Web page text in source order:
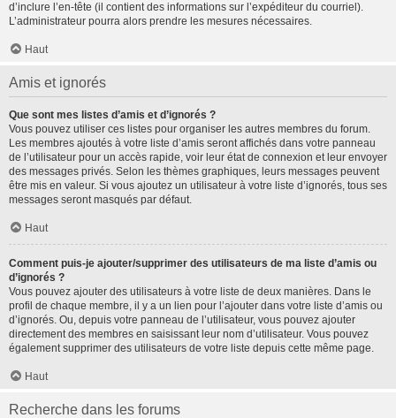
d’inclure l’en-tête (il contient des informations sur l’expéditeur du courriel).
L’administrateur pourra alors prendre les mesures nécessaires.
Haut
Amis et ignorés
Que sont mes listes d’amis et d’ignorés ?
Vous pouvez utiliser ces listes pour organiser les autres membres du forum.
Les membres ajoutés à votre liste d’amis seront affichés dans votre panneau
de l’utilisateur pour un accès rapide, voir leur état de connexion et leur envoyer
des messages privés. Selon les thèmes graphiques, leurs messages peuvent
être mis en valeur. Si vous ajoutez un utilisateur à votre liste d’ignorés, tous ses
messages seront masqués par défaut.
Haut
Comment puis-je ajouter/supprimer des utilisateurs de ma liste d’amis ou
d’ignorés ?
Vous pouvez ajouter des utilisateurs à votre liste de deux manières. Dans le
profil de chaque membre, il y a un lien pour l’ajouter dans votre liste d’amis ou
d’ignorés. Ou, depuis votre panneau de l’utilisateur, vous pouvez ajouter
directement des membres en saisissant leur nom d’utilisateur. Vous pouvez
également supprimer des utilisateurs de votre liste depuis cette même page.
Haut
Recherche dans les forums